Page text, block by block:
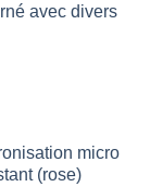
avec divers
micro
(rose)